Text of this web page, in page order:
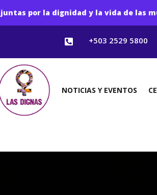
por la dignidad y la vida de las
 +503 2529 5800
NOTICIAS Y EVENTOS